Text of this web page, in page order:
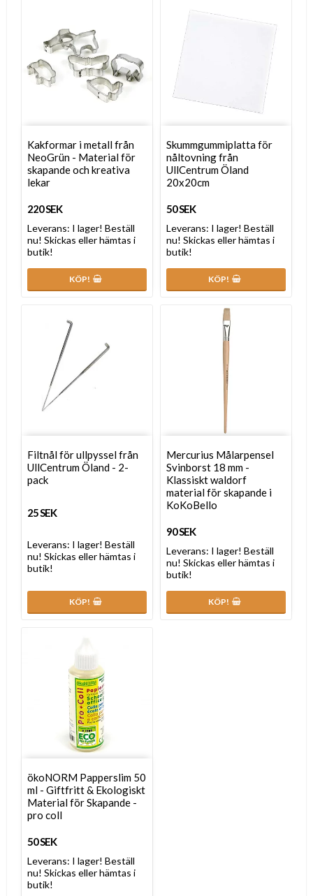
Kakformar i metall från
NeoGrün - Material för
skapande och kreativa
lekar
220 SEK
Leverans: I lager! Beställ
nu! Skickas eller hämtas i
butik!
KÖP!
Skummgummiplatta för
nåltovning från
UllCentrum Öland
20x20cm
50 SEK
Leverans: I lager! Beställ
nu! Skickas eller hämtas i
butik!
KÖP!
Filtnål för ullpyssel från
UllCentrum Öland - 2-
pack
25 SEK
Leverans: I lager! Beställ
nu! Skickas eller hämtas i
butik!
KÖP!
Mercurius Målarpensel
Svinborst 18 mm -
Klassiskt waldorf
material för skapande i
KoKoBello
90 SEK
Leverans: I lager! Beställ
nu! Skickas eller hämtas i
butik!
KÖP!
ökoNORM Papperslim 50
ml - Giftfritt & Ekologiskt
Material för Skapande -
pro coll
50 SEK
Leverans: I lager! Beställ
nu! Skickas eller hämtas i
butik!